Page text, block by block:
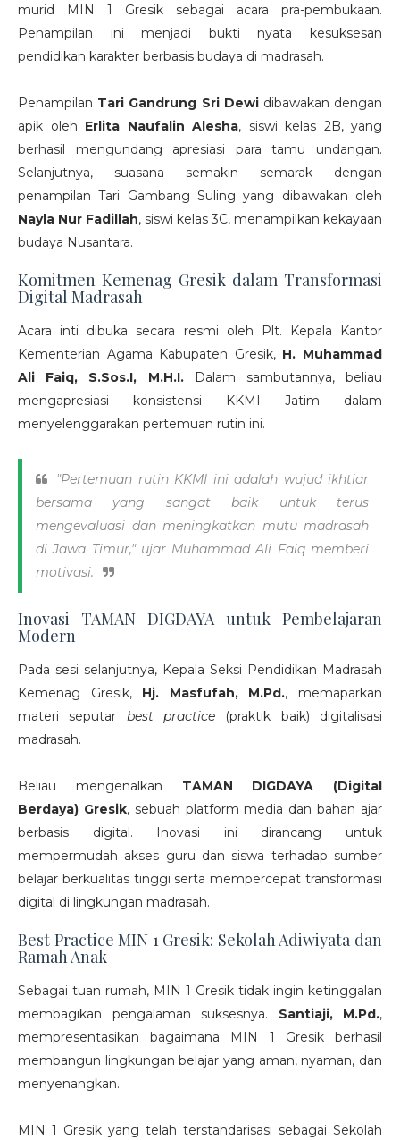
murid MIN 1 Gresik sebagai acara pra-pembukaan.
Penampilan ini menjadi bukti nyata kesuksesan
pendidikan karakter berbasis budaya di madrasah.
Penampilan Tari Gandrung Sri Dewidibawakan dengan
apik oleh Erlita Naufalin Alesha, siswi kelas 2B, yang
berhasil mengundang apresiasi para tamu undangan.
Selanjutnya, suasana semakin semarak dengan
penampilan Tari Gambang Suling yang dibawakan oleh
Nayla Nur Fadillah, siswi kelas 3C, menampilkan kekayaan
budaya Nusantara.
Komitmen Kemenag Gresik dalam Transformasi
Digital Madrasah
Acara inti dibuka secara resmi oleh Plt. Kepala Kantor
Kementerian Agama Kabupaten Gresik, H. Muhammad
Ali Faiq, S.Sos.I, M.H.I.Dalam sambutannya, beliau
mengapresiasi konsistensi KKMI Jatim dalam
menyelenggarakan pertemuan rutin ini.
"Pertemuan rutin KKMI ini adalah wujud ikhtiar
bersama yang sangat baik untuk terus
mengevaluasi dan meningkatkan mutu madrasah
di Jawa Timur," ujar Muhammad Ali Faiq memberi
motivasi.
Inovasi TAMAN DIGDAYA untuk Pembelajaran
Modern
Pada sesi selanjutnya, Kepala Seksi Pendidikan Madrasah
Kemenag Gresik, Hj. Masfufah, M.Pd., memaparkan
materi seputar best practice (praktik baik) digitalisasi
madrasah.
Beliau mengenalkan TAMAN DIGDAYA (Digital
Berdaya) Gresik, sebuah platform media dan bahan ajar
berbasis digital. Inovasi ini dirancang untuk
mempermudah akses guru dan siswa terhadap sumber
belajar berkualitas tinggi serta mempercepat transformasi
digital di lingkungan madrasah.
Best Practice MIN 1 Gresik: Sekolah Adiwiyata dan
Ramah Anak
Sebagai tuan rumah, MIN 1 Gresik tidak ingin ketinggalan
membagikan pengalaman suksesnya. Santiaji, M.Pd.,
mempresentasikan bagaimana MIN 1 Gresik berhasil
membangun lingkungan belajar yang aman, nyaman, dan
menyenangkan.
MIN 1 Gresik yang telah terstandarisasi sebagai Sekolah